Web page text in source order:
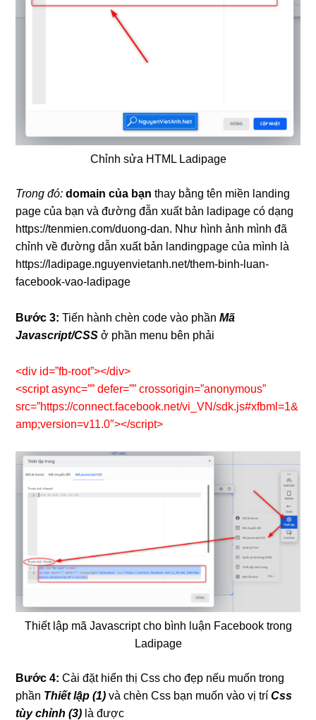
Chỉnh sửa HTML Ladipage
Trong đó: domain của bạn thay bằng tên miền landing
page của bạn và đường đẫn xuất bản ladipage có dạng
https://tenmien.com/duong-dan. Như hình ảnh mình đã
chỉnh về đường dẫn xuất bản landingpage của mình là
https://ladipage.nguyenvietanh.net/them-binh-luan-
facebook-vao-ladipage
Bước 3: Tiến hành chèn code vào phầnMã
Javascript/CSS ở phần menu bên phải
<div id=”fb-root”></div>
<script async=”” defer=”” crossorigin=”anonymous”
src=”https://connect.facebook.net/vi_VN/sdk.js#xfbml=1&
amp;version=v11.0″></script>
Thiết lập mã Javascript cho bình luận Facebook trong
Ladipage
Bước 4: Cài đặt hiển thị Css cho đẹp nếu muốn trong
phần Thiết lập (1)và chèn Css bạn muốn vào vị trí Css
tùy chỉnh (3) là được